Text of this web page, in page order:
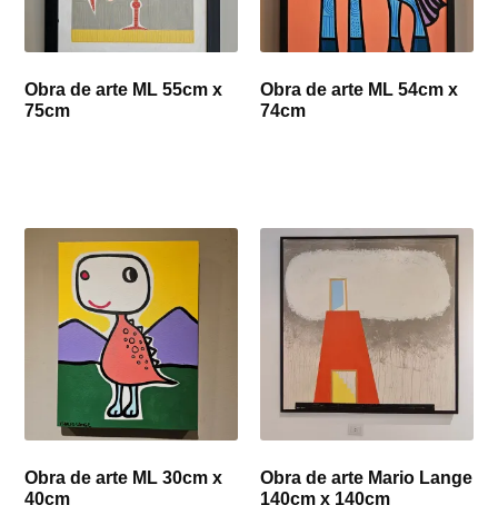
Obra de arte ML 55cm x
75cm
Obra de arte ML 54cm x
74cm
Obra de arte ML 30cm x
40cm
Obra de arte Mario Lange
140cm x 140cm